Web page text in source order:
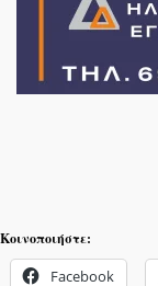
Κοινοποιήστε:
Facebook